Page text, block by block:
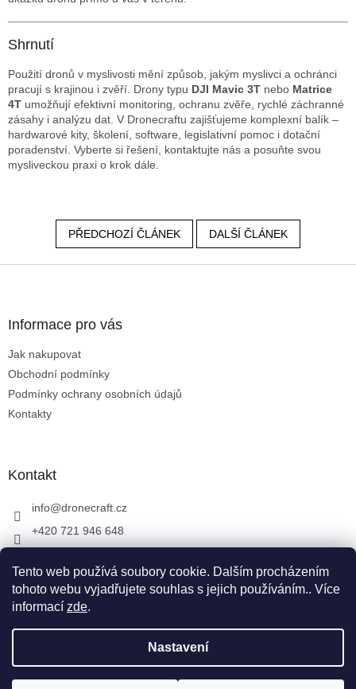
Tento web používá soubory cookie. Dalším procházením
tohoto webu vyjadřujete souhlas s jejich používáním.. Více
informací zde.
Nastavení
Shrnutí
Použití dronů v myslivosti mění způsob, jakým myslivci a ochránci
pracují s krajinou i zvěří. Drony typu DJI Mavic 3T nebo Matrice
4T umožňují efektivní monitoring, ochranu zvěře, rychlé záchranné
zásahy i analýzu dat. V Dronecraftu zajišťujeme komplexní balík –
hardwarové kity, školení, software, legislativní pomoc i dotační
poradenství. Vyberte si řešení, kontaktujte nás a posuňte svou
mysliveckou praxi o krok dále.
PŘEDCHOZÍ ČLÁNEK DALŠÍ ČLÁNEK
Informace pro vás
Jak nakupovat
Obchodní podmínky
Podmínky ochrany osobních údajů
Kontakty
Kontakt
info@dronecraft.cz
+420 721 946 648
dronecraftcz
DRONECRAFT